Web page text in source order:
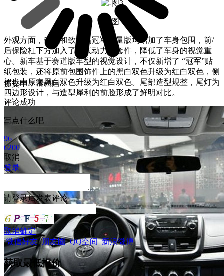
外观方面，致炫和致享的冠军限量版均增加了车身包围，前/
后保险杠下方加入了空气动力学套件，降低了车身的视觉重
心。新车基于赛道版车型的视觉设计，不仅新增了 “冠军”贴
纸包装，还将原前包围饰件上的黑白双色升级为红白双色，侧
裙也由原来黑白双色升级为红白双色。尾部造型规整，尾灯为
四边形设计，与造型犀利的前脸形成了鲜明对比。
提交中，请稍后...
评论成功
写点什么吧
96
6200
取消
登录
请登录后发表评论
取消确定
微信好友 朋友圈 QQ空间 新浪微博
获取最低报价